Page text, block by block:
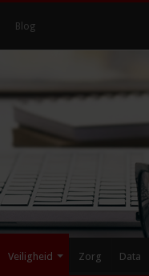
Blog
Veiligheid Zorg Data